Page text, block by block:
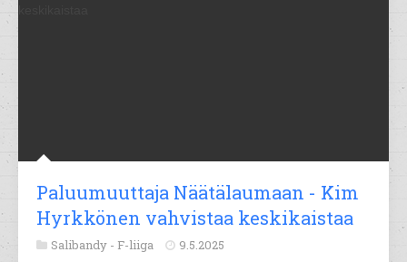
Paluumuuttaja Näätälaumaan - Kim
Hyrkkönen vahvistaa keskikaistaa
Salibandy - F-liiga 9.5.2025